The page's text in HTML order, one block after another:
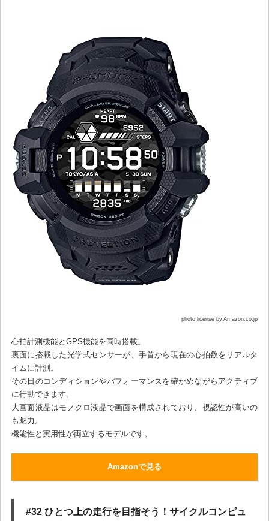
photo license by Amazon.co.jp
心拍計測機能とGPS機能を同時搭載。
裏面に搭載した光学式センサーが、手首から現在の心拍数をリアルタ
イムに計測。
その日のコンディションやパフォーマンスを確かめながらアクティブ
に行動できます。
大画面液晶はモノクロ液晶で画面を構成されており、視認性が高いの
も魅力。
機能性と実用性が両立するモデルです。
Amazonで見る
#32 ひとつ上の走行を目指そう！サイクルコンピュ